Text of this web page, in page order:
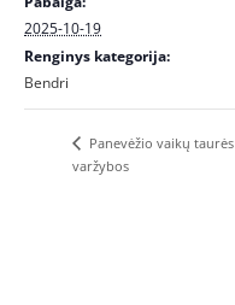
2025-10-19
Renginys kategorija:
Bendri
Panevėžio vaikų taurės
varžybos